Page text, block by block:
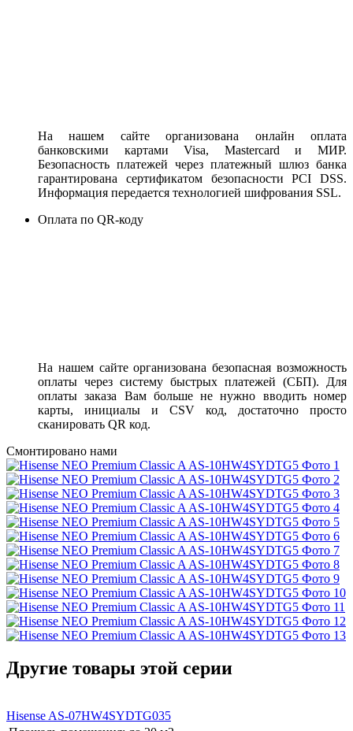
На нашем сайте организована онлайн оплата
банковскими картами Visa, Mastercard и МИР.
Безопасность платежей через платежный шлюз банка
гарантирована сертификатом безопасности PCI DSS.
Информация передается технологией шифрования SSL.
Оплата по QR-коду
На нашем сайте организована безопасная возможность
оплаты через систему быстрых платежей (СБП). Для
оплаты заказа Вам больше не нужно вводить номер
карты, инициалы и CSV код, достаточно просто
сканировать QR код.
Смонтировано нами
Другие товары этой серии
Hisense AS-07HW4SYDTG035